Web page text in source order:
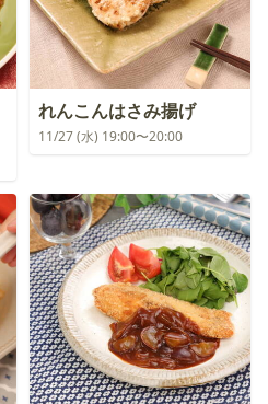
れんこんはさみ揚げ
11/27 (水) 19:00〜20:00